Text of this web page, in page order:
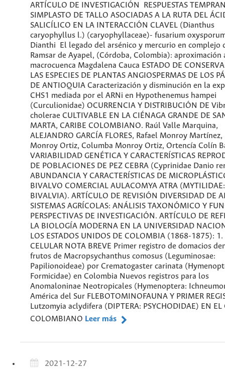
ARTÍCULO DE INVESTIGACIÓN RESPUESTAS
SIMPLASTO DE TALLO ASOCIADAS A LA RUTA DEL
SALICÍLICO EN LA INTERACCIÓN CLAVEL (Dianthus
caryophyllus l.) (caryophyllaceae)- fusarium
Dianthi El legado del arsénico y mercurio en complejo
Ramsar de Ayapel, (Córdoba, Colombia): aproximación
macrocuenca Magdalena Cauca ESTADO DE
LAS ESPECIES DE PLANTAS ANGIOSPERMAS DE LOS
DE ANTIOQUIA Caracterización y disminución en la
CHS1 mediada por el ARNi en Hypothenemus hampei
(Curculionidae) OCURRENCIA Y DISTRIBUCIÓN DE
cholerae CULTIVABLE EN LA CIÉNAGA GRANDE DE
MARTA, CARIBE COLOMBIANO. Raúl Valle Marquina,
ALEJANDRO GARCÍA FLORES, Rafael Monroy Martínez,
Monroy Ortiz, Columba Monroy Ortiz, Ortencía Colín
VARIABILIDAD GENÉTICA Y CARACTERÍSTICAS
DE POBLACIONES DE PEZ CEBRA (Cyprinidae Danio
ABUNDANCIA Y CARACTERÍSTICAS DE
BIVALVO COMERCIAL AULACOMYA ATRA (MYTILIDAE:
BIVALVIA). ARTÍCULO DE REVISIÓN DIVERSIDAD DE
SISTEMAS AGRÍCOLAS: ANÁLISIS TAXONÓMICO Y
PERSPECTIVAS DE INVESTIGACIÓN. ARTÍCULO DE
LA BIOLOGÍA MODERNA EN LA UNIVERSIDAD
LOS ESTADOS UNIDOS DE COLOMBIA (1868-1875): 1.
CELULAR NOTA BREVE Primer registro de domacios
frutos de Macropsychanthus comosus (Leguminosae:
Papilionoideae) por Crematogaster carinata
Formicidae) en Colombia Nuevos registros para los
Anomaloninae Neotropicales (Hymenoptera:
América del Sur FLEBOTOMINOFAUNA Y PRIMER
Lutzomyia aclydifera (DIPTERA: PSYCHODIDAE) EN EL
COLOMBIANO Leer más
2021-12-27